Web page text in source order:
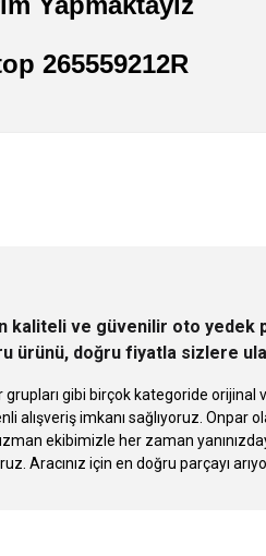
265559212R
Gönder
kaliteli ve güvenilir oto
ürünü, doğru fiyatla sizlere
gibi birçok kategoride
imkanı sağlıyoruz. Onpar
ekibimizle her zaman
Aracınız için en doğru parçayı